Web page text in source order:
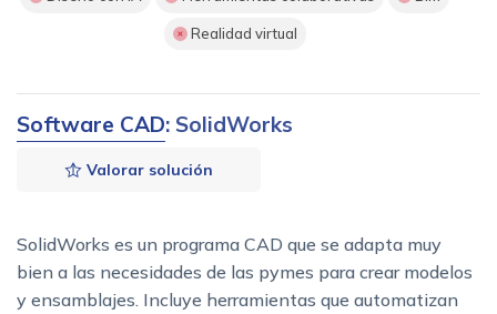
Realidad virtual
Software CAD: SolidWorks
Valorar solución
SolidWorks es un programa CAD que se adapta muy
bien a las necesidades de las pymes para crear modelos
y ensamblajes. Incluye herramientas que automatizan